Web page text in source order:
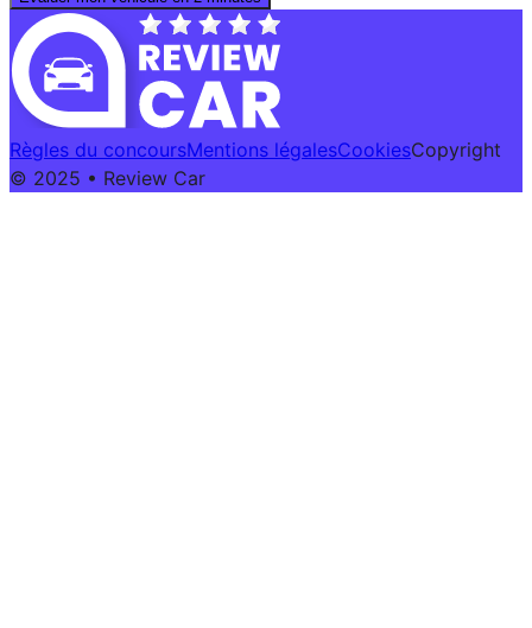
Règles du concoursMentions légalesCookiesCopyright
© 2025 • Review Car